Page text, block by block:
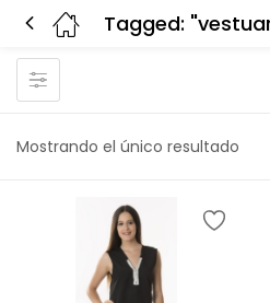
Mostrando el único resultado